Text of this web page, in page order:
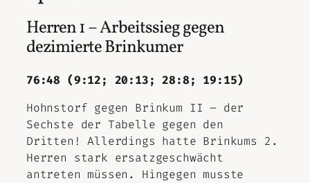
Herren 1 – Arbeitssieg gegen
dezimierte Brinkumer
76:48 (9:12; 20:13; 28:8; 19:15)
Hohnstorf gegen Brinkum II – der
Sechste der Tabelle gegen den
Dritten! Allerdings hatte Brinkums 2.
Herren stark ersatzgeschwächt
antreten müssen. Hingegen musste